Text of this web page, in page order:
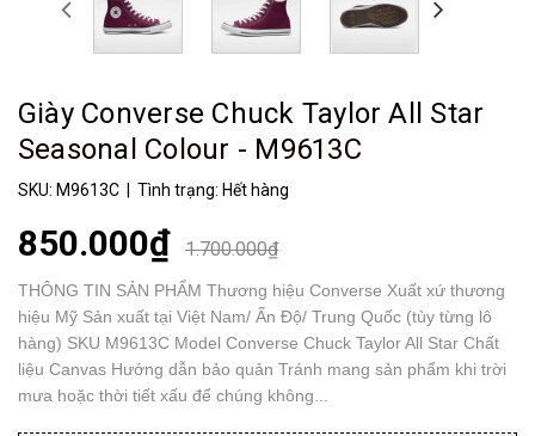
Giày Converse Chuck Taylor All Star
Seasonal Colour - M9613C
SKU: M9613C | Tình trạng: Hết hàng
850.000₫ 1.700.000₫
THÔNG TIN SẢN PHẨM Thương hiệu Converse Xuất xứ thương
hiệu Mỹ Sản xuất tại Việt Nam/ Ấn Độ/ Trung Quốc (tùy từng lô
hàng) SKU M9613C Model Converse Chuck Taylor All Star Chất
liệu Canvas Hướng dẫn bảo quản Tránh mang sản phẩm khi trời
mưa hoặc thời tiết xấu để chúng không...